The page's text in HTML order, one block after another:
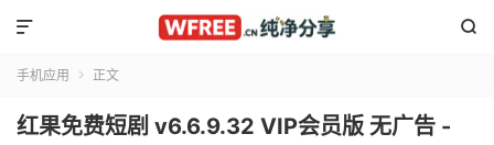


手机应用  正文
红果免费短剧 v6.6.9.32 VIP会员版 无广告 -